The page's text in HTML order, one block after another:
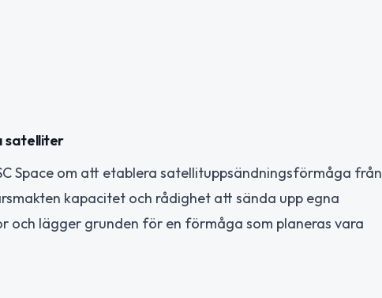
satelliter
Space om att etablera satellituppsändningsförmåga från
kapacitet och rådighet att sända upp egna
och lägger grunden för en förmåga som planeras vara